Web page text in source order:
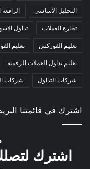
التحليل الأساسي الرافعة
تجارة العملات تداول
تعليم الفوركس تعليم
تعليم تداول العملات الرقمية
شركات التداول شركات
اشترك في قائمتنا
اشترك